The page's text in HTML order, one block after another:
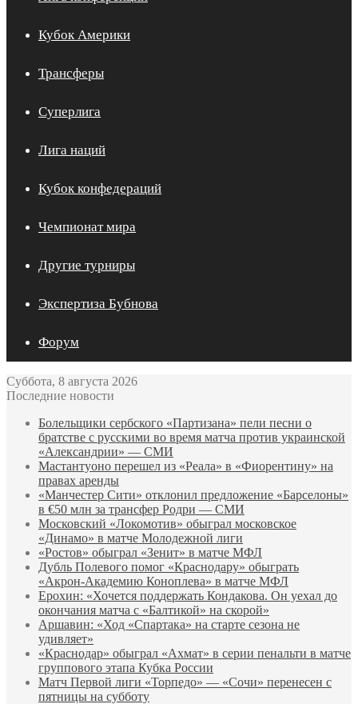
Кубок Америки
Трансферы
Суперлига
Лига наций
Кубок конфедераций
Чемпионат мира
Другие турниры
Экспертиза Бубнова
Форум
Суббота, 8 августа 2026
Последние новости
Болельщики сербского «Партизана» пели песни о
братстве с русскими во время матча против украинской
«Александрии» — СМИ
Мастантуоно перешел из «Реала» в «Фиорентину» на
правах аренды
«Манчестер Сити» отклонил предложение «Барселоны»
в €50 млн за трансфер Родри — СМИ
Московский «Локомотив» обыграл московское
«Динамо» в матче Молодежной лиги
«Ростов» обыграл «Зенит» в матче МФЛ
Дубль Полевого помог «Краснодару» обыграть
«Акрон‑Академию Коноплева» в матче МФЛ
Ерохин: «Хочется поддержать Кондакова. Он уехал до
окончания матча с «Балтикой» на скорой»
Аршавин: «Ход «Спартака» на старте сезона не
удивляет»
«Краснодар» обыграл «Ахмат» в серии пенальти в матче
группового этапа Кубка России
Матч Первой лиги «Торпедо» — «Сочи» перенесен с
пятницы на субботу